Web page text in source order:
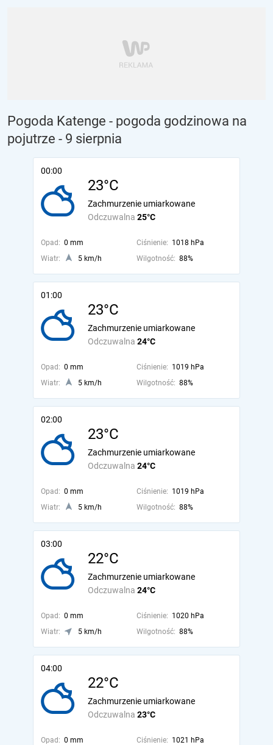
Pogoda Katenge - pogoda godzinowa na
pojutrze - 9 sierpnia
00:00
23°C
Odczuwalna 25°C
Zachmurzenie umiarkowane
Opad: 0 mm Ciśnienie: 1018 hPa
Wiatr:
5 km/h Wilgotność: 88%
01:00
23°C
Odczuwalna 24°C
Zachmurzenie umiarkowane
Opad: 0 mm Ciśnienie: 1019 hPa
Wiatr:
5 km/h Wilgotność: 88%
02:00
23°C
Odczuwalna 24°C
Zachmurzenie umiarkowane
Opad: 0 mm Ciśnienie: 1019 hPa
Wiatr:
5 km/h Wilgotność: 88%
03:00
22°C
Odczuwalna 24°C
Zachmurzenie umiarkowane
Opad: 0 mm Ciśnienie: 1020 hPa
Wiatr:
5 km/h Wilgotność: 88%
04:00
22°C
Odczuwalna 23°C
Zachmurzenie umiarkowane
Opad: 0 mm Ciśnienie: 1021 hPa